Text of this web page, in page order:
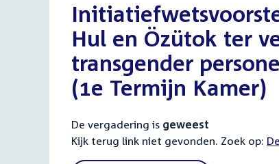
:
Hul en Özütok ter
transgender
(1e Termijn Kamer)
De vergadering is geweest
Kijk terug link niet gevonden. Zoek op: